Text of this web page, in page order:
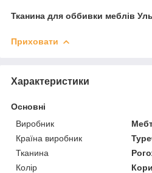
Тканина для оббивки меблів
Приховати
Характеристики
Основні
Виробник
Країна виробник
Тканина
Колір